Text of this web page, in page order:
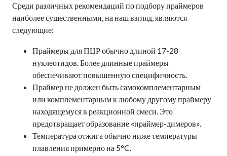
Среди различных рекомендаций по подбору праймеров
наиболее существенными, на наш взгляд, являются
следующие:
Праймеры для ПЦР обычно длиной 17-28
нуклеотидов. Более длинные праймеры
обеспечивают повышенную специфичность.
Праймер не должен быть самокомплементарным
или комплементарным к любому другому праймеру
находящемуся в реакционной смеси. Это
предотвращает образование «праймер-димеров».
Температура отжига обычно ниже температуры
плавления примерно на 5°C.